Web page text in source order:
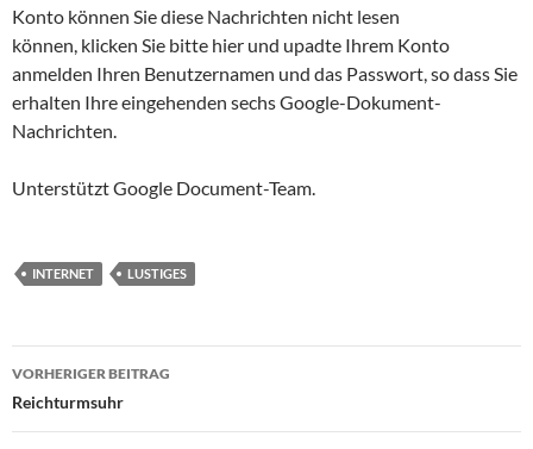
Konto können Sie diese Nachrichten nicht lesen
können, klicken Sie bitte hier und upadte Ihrem Konto
anmelden Ihren Benutzernamen und das Passwort, so dass Sie
erhalten Ihre eingehenden sechs Google-Dokument-
Nachrichten.
Unterstützt Google Document-Team.
INTERNET LUSTIGES
Beitragsnavigation
VORHERIGER BEITRAG
Reichturmsuhr